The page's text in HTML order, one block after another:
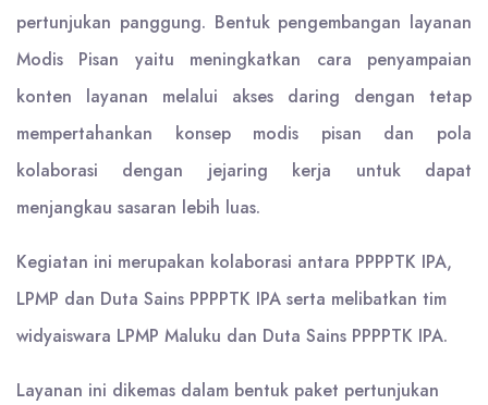
pertunjukan panggung. Bentuk pengembangan layanan
Modis Pisan yaitu meningkatkan cara penyampaian
konten layanan melalui akses daring dengan tetap
mempertahankan konsep modis pisan dan pola
kolaborasi dengan jejaring kerja untuk dapat
menjangkau sasaran lebih luas.
Kegiatan ini merupakan kolaborasi antara PPPPTK IPA,
LPMP dan Duta Sains PPPPTK IPA serta melibatkan tim
widyaiswara LPMP Maluku dan Duta Sains PPPPTK IPA.
Layanan ini dikemas dalam bentuk paket pertunjukan